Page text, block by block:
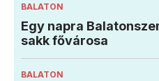
BALATON
Egy napra
sakk fővárosa
BALATON